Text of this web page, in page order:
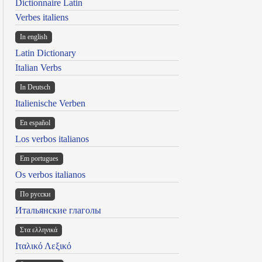
Dictionnaire Latin
Verbes italiens
In english
Latin Dictionary
Italian Verbs
In Deutsch
Italienische Verben
En español
Los verbos italianos
Em portugues
Os verbos italianos
По русски
Итальянские глаголы
Στα ελληνικά
Ιταλικό Λεξικό